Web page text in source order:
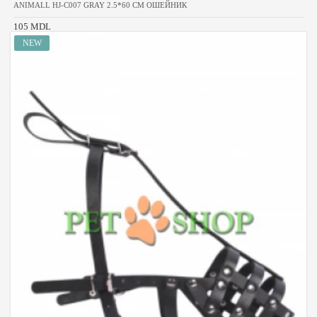
ANIMALL HJ-C007 GRAY 2.5*60 CM ОШЕЙНИК
105 MDL